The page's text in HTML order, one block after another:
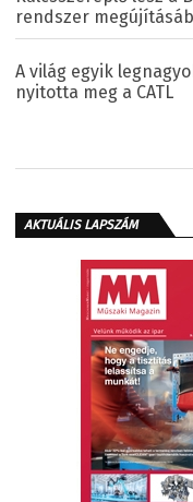
rendszer
A világ egyik
nyitotta meg a CATL
AKTUÁLIS LAPSZÁM